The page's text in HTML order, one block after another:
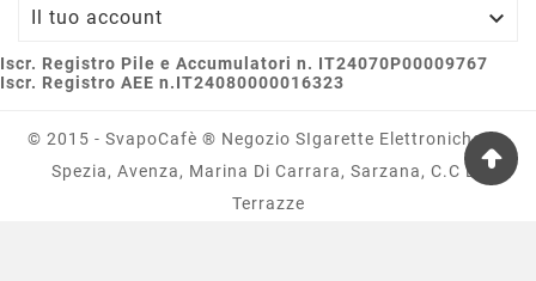
Il tuo account 
Iscr. Registro Pile e Accumulatori n. IT24070P00009767
Iscr. Registro AEE n.IT24080000016323
© 2015 - SvapoCafè ® Negozio SIgarette Elettroniche La
Spezia, Avenza, Marina Di Carrara, Sarzana, C.c Le
Terrazze